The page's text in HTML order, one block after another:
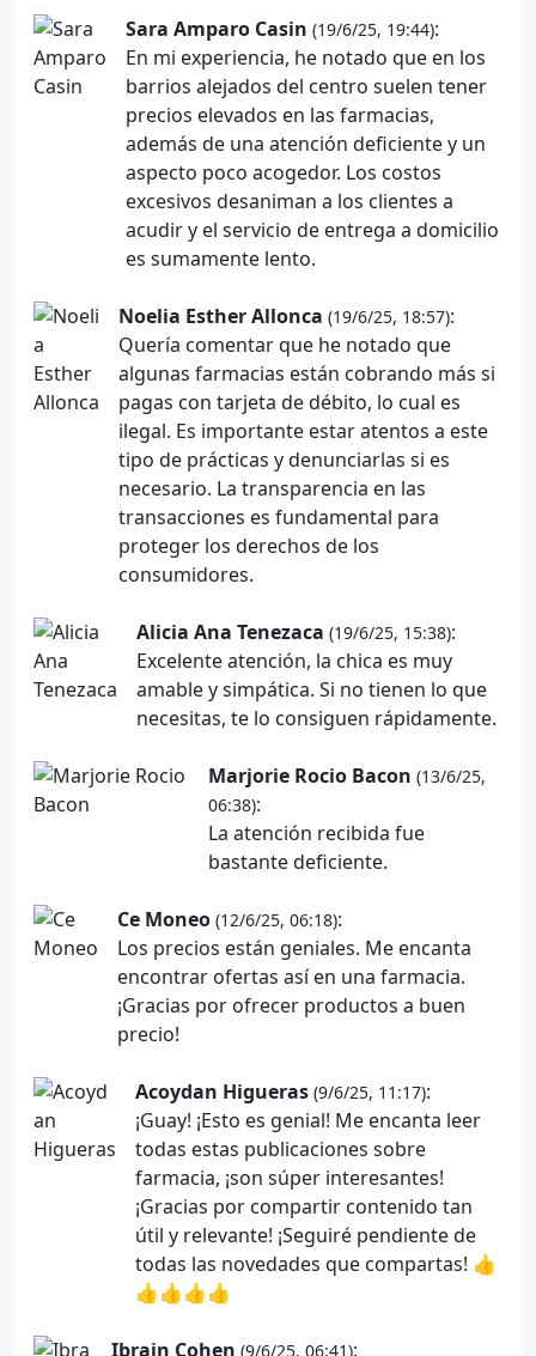
Sara Amparo Casin (19/6/25, 19:44):
En mi experiencia, he notado que en los
barrios alejados del centro suelen tener
precios elevados en las farmacias,
además de una atención deficiente y un
aspecto poco acogedor. Los costos
excesivos desaniman a los clientes a
acudir y el servicio de entrega a domicilio
es sumamente lento.
Noelia Esther Allonca (19/6/25, 18:57):
Quería comentar que he notado que
algunas farmacias están cobrando más si
pagas con tarjeta de débito, lo cual es
ilegal. Es importante estar atentos a este
tipo de prácticas y denunciarlas si es
necesario. La transparencia en las
transacciones es fundamental para
proteger los derechos de los
consumidores.
Alicia Ana Tenezaca (19/6/25, 15:38):
Excelente atención, la chica es muy
amable y simpática. Si no tienen lo que
necesitas, te lo consiguen rápidamente.
Marjorie Rocio Bacon (13/6/25,
06:38):
La atención recibida fue
bastante deficiente.
Ce Moneo (12/6/25, 06:18):
Los precios están geniales. Me encanta
encontrar ofertas así en una farmacia.
¡Gracias por ofrecer productos a buen
precio!
Acoydan Higueras (9/6/25, 11:17):
¡Guay! ¡Esto es genial! Me encanta leer
todas estas publicaciones sobre
farmacia, ¡son súper interesantes!
¡Gracias por compartir contenido tan
útil y relevante! ¡Seguiré pendiente de
todas las novedades que compartas! 👍
👍👍👍👍
Ibrain Cohen (9/6/25, 06:41):